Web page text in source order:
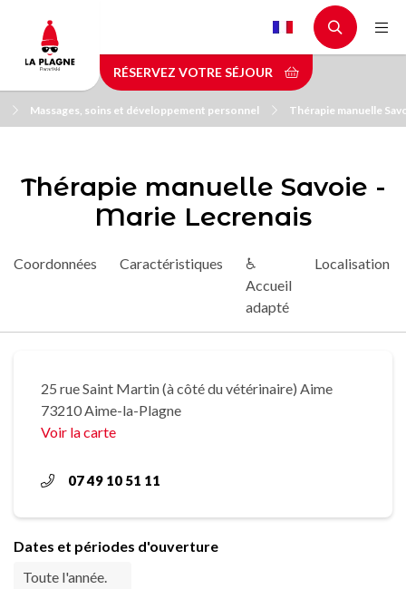
contenu
principal
RÉSERVEZ VOTRE SÉJOUR
Massages, soins et développement personnel Thérapie manuelle
Thérapie manuelle Savoie -
Marie Lecrenais
Coordonnées Caractéristiques
♿
Accueil
adapté
Localisation
25 rue Saint Martin (à côté du vétérinaire) Aime
73210 Aime-la-Plagne
Voir la carte
07 49 10 51 11
Dates et périodes d'ouverture
Toute l'année.